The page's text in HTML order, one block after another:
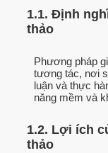
1.1. Định
thảo
Phương pháp
tương tác, nơi
luận và thực
năng mềm và
1.2. Lợi ích
thảo